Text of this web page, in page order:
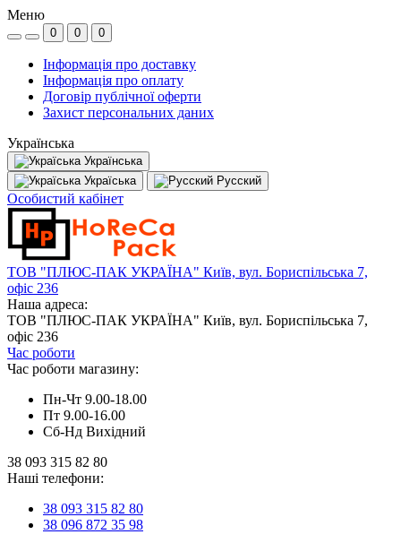
Меню
0 0 0
Інформація про доставку
Інформація про оплату
Договір публічної оферти
Захист персональних даних
Українська
Українська
Україська
Русский
Особистий кабінет
ТОВ "ПЛЮС-ПАК УКРАЇНА" Київ, вул. Бориспільська 7,
офіс 236
Наша адреса:
ТОВ "ПЛЮС-ПАК УКРАЇНА" Київ, вул. Бориспільська 7,
офіс 236
Час роботи
Час роботи магазину:
Пн-Чт 9.00-18.00
Пт 9.00-16.00
Сб-Нд Вихідний
38 093 315 82 80
Наші телефони:
38 093 315 82 80
38 096 872 35 98